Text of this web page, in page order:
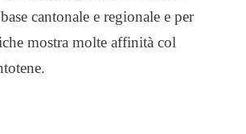
cantonale e regionale e per
mostra molte affinità col